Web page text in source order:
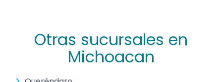
Otras sucursales en
Michoacan